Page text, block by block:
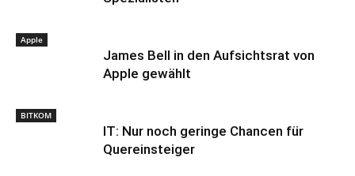
Apple
James Bell in den Aufsichtsrat von
Apple gewählt
BITKOM
IT: Nur noch geringe Chancen für
Quereinsteiger